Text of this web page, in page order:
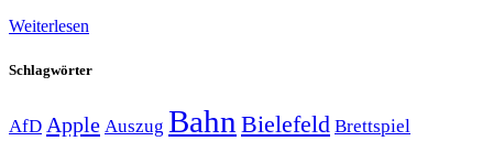
Weiterlesen
Schlagwörter
AfD Apple Auszug Bahn Bielefeld Brettspiel